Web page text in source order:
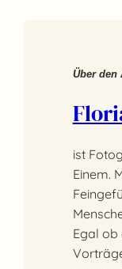
Über den
ist
Einem.
Egal ob